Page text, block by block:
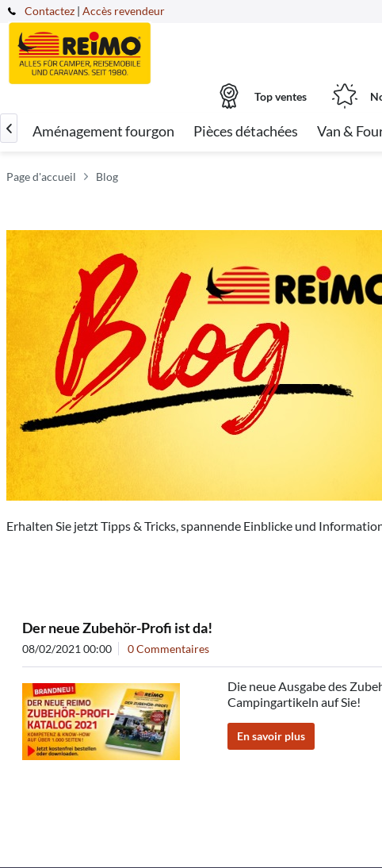
Contactez | Accès revendeur
Top ventes
Aménagement fourgon Pièces détachées Van &

Page d'accueil Blog
Erhalten Sie jetzt Tipps & Tricks, spannende Einblicke und
Der neue Zubehör-Profi ist da!
08/02/2021 00:00 0 Commentaires
Die neue Ausgabe des
Campingartikeln auf Sie!
En savoir plus